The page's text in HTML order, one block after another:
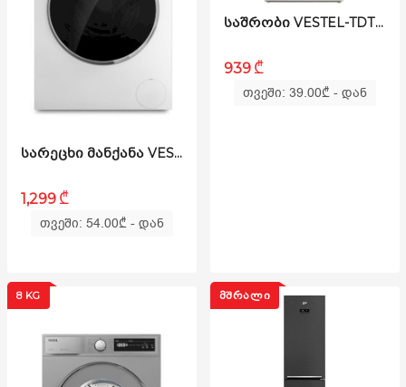
ᲡᲐᲠᲔᲪᲮᲘ ᲛᲐᲜᲥᲐᲜᲐ VESTEL - WD8B14T2
1,299 ₾
თვეში: 54.00₾- დან
ᲡᲐᲨᲠᲝᲑᲘ VESTEL-TDT1R8100
939 ₾
თვეში: 39.00₾- დან
8 KG ᲛᲨᲠᲐᲚᲘ